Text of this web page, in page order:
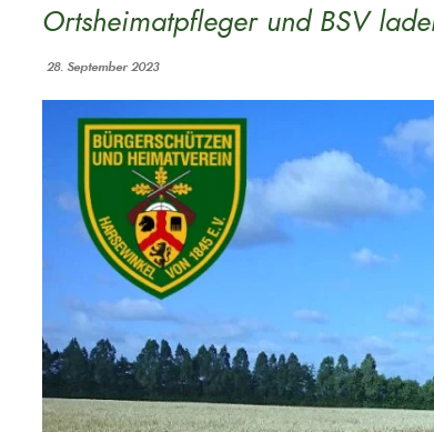
Ortsheimatpfleger und BSV
28. September 2023